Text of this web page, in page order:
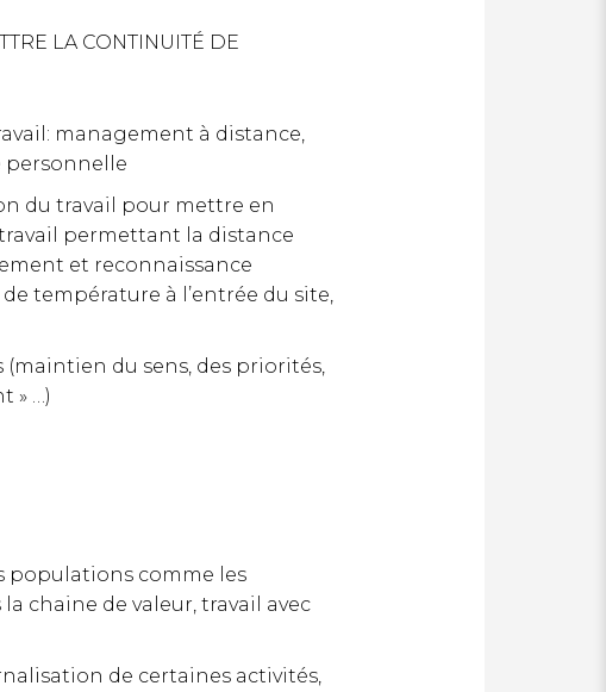
LA CONTINUITÉ DE
management à distance,
personnelle
du travail pour mettre en
permettant la distance
et reconnaissance
température à l’entrée du site,
du sens, des priorités,
» …)
populations comme les
chaine de valeur, travail avec
de certaines activités,